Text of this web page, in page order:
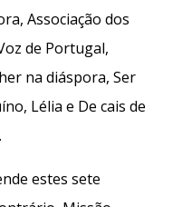
Associação dos
de Portugal,
na diáspora, Ser
Lélia e De cais de
estes sete